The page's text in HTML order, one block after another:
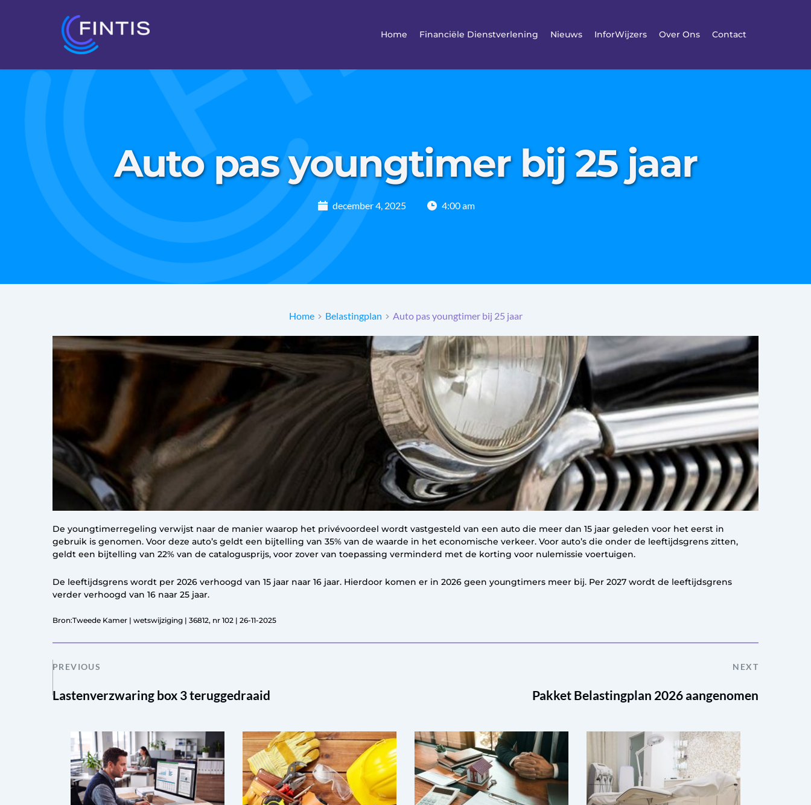
Home Financiële Dienstverlening Nieuws InforWijzers Over Ons Contact
Auto pas youngtimer bij 25 jaar
december 4, 2025 4:00 am
Home Belastingplan Auto pas youngtimer bij 25 jaar
De youngtimerregeling verwijst naar de manier waarop het privévoordeel wordt vastgesteld van een auto die meer dan 15 jaar geleden voor het eerst in
gebruik is genomen. Voor deze auto’s geldt een bijtelling van 35% van de waarde in het economische verkeer. Voor auto’s die onder de leeftijdsgrens zitten,
geldt een bijtelling van 22% van de catalogusprijs, voor zover van toepassing verminderd met de korting voor nulemissie voertuigen.
De leeftijdsgrens wordt per 2026 verhoogd van 15 jaar naar 16 jaar. Hierdoor komen er in 2026 geen youngtimers meer bij. Per 2027 wordt de leeftijdsgrens
verder verhoogd van 16 naar 25 jaar.
Bron:Tweede Kamer | wetswijziging | 36812, nr 102 | 26-11-2025
PREVIOUS NEXT
Lastenverzwaring box 3 teruggedraaid Pakket Belastingplan 2026 aangenomen